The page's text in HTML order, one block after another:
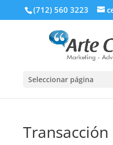
(712) 560 3223
Seleccionar página